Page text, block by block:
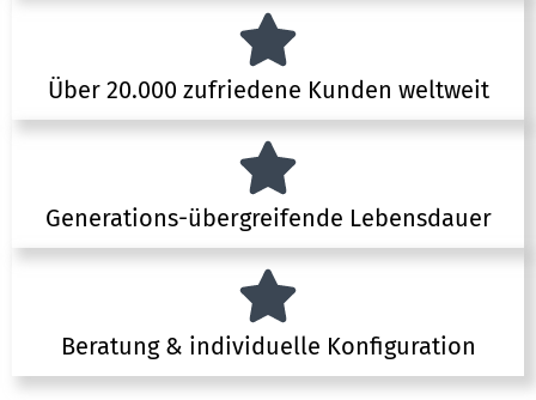
Über 20.000 zufriedene Kunden weltweit
Generations-übergreifende Lebensdauer
Beratung & individuelle Konfiguration